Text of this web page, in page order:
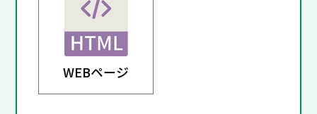
WEBページ